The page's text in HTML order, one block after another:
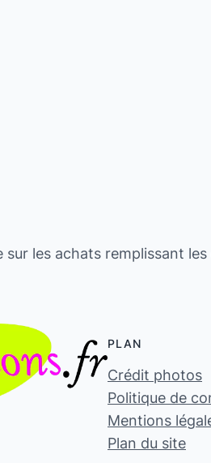
les achats remplissant
PLAN
Crédit photos
Politique de
Mentions
Plan du site